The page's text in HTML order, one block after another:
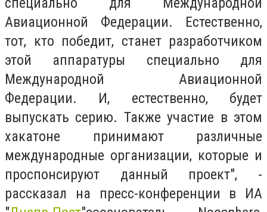
Авиационной Федерации. Естественно,
тот, кто победит, станет разработчиком
этой аппаратуры специально для
Международной Авиационной
Федерации. И, естественно, будет
выпускать серию. Также участие в этом
хакатоне принимают различные
международные организации, которые и
проспонсируют данный проект", -
рассказал на пресс-конференции в ИА